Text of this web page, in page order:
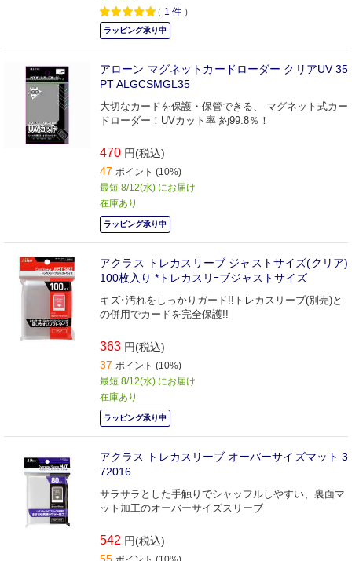
（ 1 件 ）
ラッピング承り中
アローン マグネットカードローダー クリアUV 35
PT ALGCSMGL35
大切なカードを保護・保管できる、 マグネット式カー
ドローダー！UVカット率 約99.8％！
470 円(税込)
47 ポイント (10%)
最短 8/12(水) にお届け
在庫あり
ラッピング承り中
アクラス トレカスリーブ ジャストサイズ(クリア)
100枚入り *トレカスリｰブジャストサイズ
キズ･汚れをしっかりガード!!トレカスリーブ(別売)と
の併用でカードを完全保護!!
363 円(税込)
37 ポイント (10%)
最短 8/12(水) にお届け
在庫あり
ラッピング承り中
アクラス トレカスリーブ オーバーサイズマット 3
72016
サラサラとした手触りでシャッフルしやすい、裏面マ
ット加工のオーバーサイズスリーブ
542 円(税込)
55